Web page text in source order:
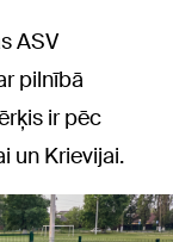
ASV
pilnībā
ir pēc
un Krievijai.